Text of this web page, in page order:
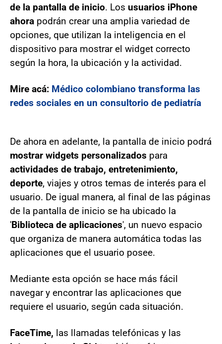
de la pantalla de inicio. Los usuarios iPhone
ahora podrán crear una amplia variedad de
opciones, que utilizan la inteligencia en el
dispositivo para mostrar el widget correcto
según la hora, la ubicación y la actividad.
Mire acá: Médico colombiano transforma las
redes sociales en un consultorio de pediatría
De ahora en adelante, la pantalla de inicio podrá
mostrar widgets personalizados para
actividades de trabajo, entretenimiento,
deporte, viajes y otros temas de interés para el
usuario. De igual manera, al final de las páginas
de la pantalla de inicio se ha ubicado la
'Biblioteca de aplicaciones', un nuevo espacio
que organiza de manera automática todas las
aplicaciones que el usuario posee.
Mediante esta opción se hace más fácil
navegar y encontrar las aplicaciones que
requiere el usuario, según cada situación.
FaceTime, las llamadas telefónicas y las